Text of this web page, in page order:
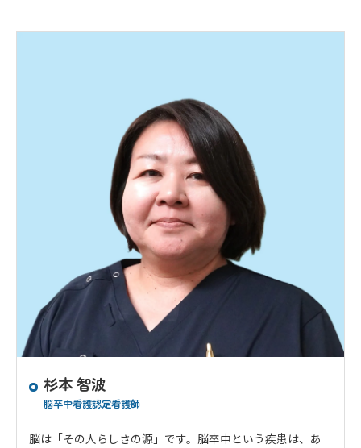
杉本 智波
脳卒中看護認定看護師
脳は「その人らしさの源」です。脳卒中という疾患は、あ